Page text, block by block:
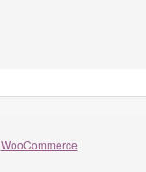
WooCommerce